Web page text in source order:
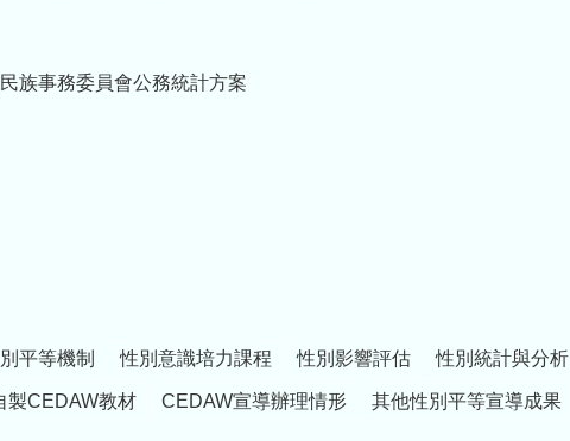
族事務委員會公務統計方案
平等機制 性別意識培力課程 性別影響評估 性別統計與分析
製CEDAW教材 CEDAW宣導辦理情形 其他性別平等宣導成果